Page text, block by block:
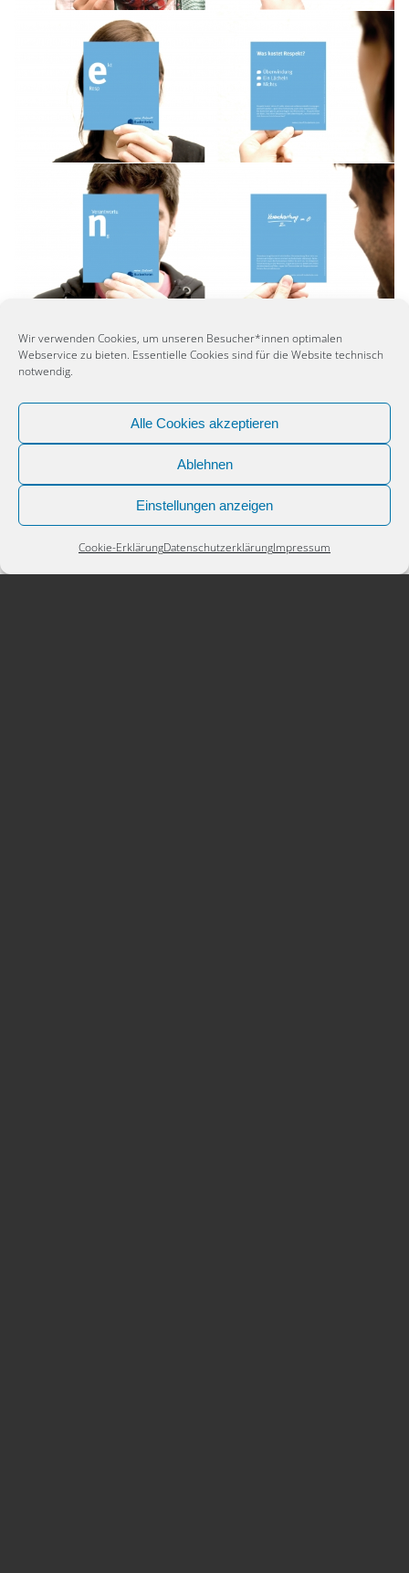
Wir verwenden Cookies, um unseren Besucher*innen optimalen
Webservice zu bieten. Essentielle Cookies sind für die Website technisch
notwendig.
Alle Cookies akzeptieren
Ablehnen
Einstellungen anzeigen
Cookie-ErklärungDatenschutzerklärungImpressum